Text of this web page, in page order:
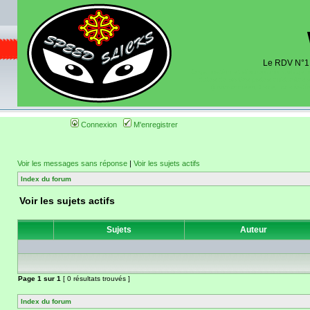
Le RDV
Connexion M'enregistrer
Voir les messages sans réponse | Voir les sujets actifs
Index du forum
Voir les sujets actifs
Sujets Auteur
Page 1 sur 1 [ 0 résultats trouvés ]
Index du forum